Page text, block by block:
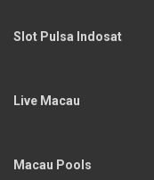
Slot Pulsa Indosat
Live Macau
Macau Pools